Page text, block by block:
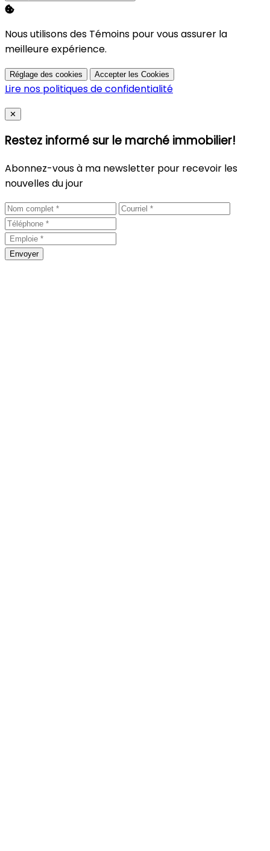
Nous utilisons des Témoins pour vous assurer la
meilleure expérience.
Réglage des cookies Accepter les Cookies
Lire nos politiques de confidentialité
Close
✕
Restez informé sur le marché immobilier!
Abonnez-vous à ma newsletter pour recevoir les
nouvelles du jour
Envoyer